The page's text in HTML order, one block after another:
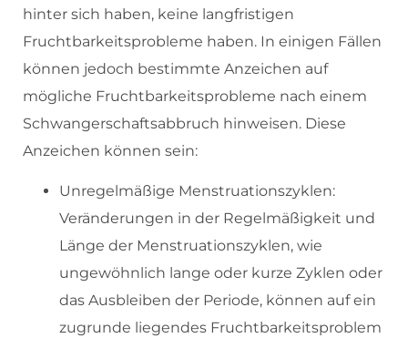
hinter sich haben, keine langfristigen
Fruchtbarkeitsprobleme haben. In einigen Fällen
können jedoch bestimmte Anzeichen auf
mögliche Fruchtbarkeitsprobleme nach einem
Schwangerschaftsabbruch hinweisen. Diese
Anzeichen können sein:
Unregelmäßige Menstruationszyklen:
Veränderungen in der Regelmäßigkeit und
Länge der Menstruationszyklen, wie
ungewöhnlich lange oder kurze Zyklen oder
das Ausbleiben der Periode, können auf ein
zugrunde liegendes Fruchtbarkeitsproblem